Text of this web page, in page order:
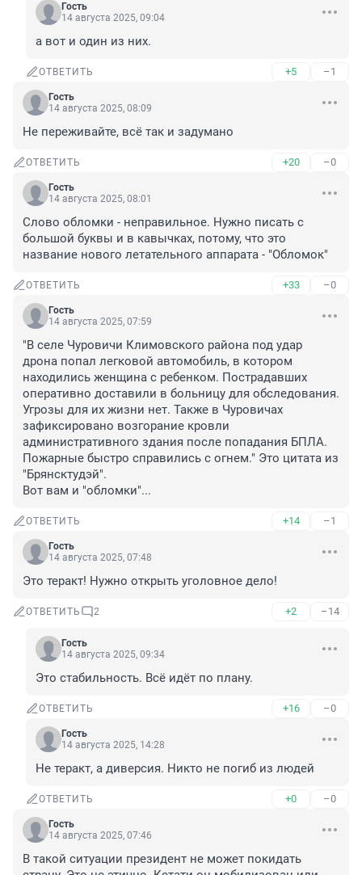
Гость
14 августа 2025, 09:04
а вот и один из них.
ОТВЕТИТЬ +5 –1
Гость
14 августа 2025, 08:09
Не переживайте, всё так и задумано
ОТВЕТИТЬ +20 –0
Гость
14 августа 2025, 08:01
Слово обломки - неправильное. Нужно писать с
большой буквы и в кавычках, потому, что это
название нового летательного аппарата - "Обломок"
ОТВЕТИТЬ +33 –0
Гость
14 августа 2025, 07:59
"В селе Чуровичи Климовского района под удар
дрона попал легковой автомобиль, в котором
находились женщина с ребенком. Пострадавших
оперативно доставили в больницу для обследования.
Угрозы для их жизни нет. Также в Чуровичах
зафиксировано возгорание кровли
административного здания после попадания БПЛА.
Пожарные быстро справились с огнем." Это цитата из
"Брянсктудэй".
Вот вам и "обломки"...
ОТВЕТИТЬ +14 –1
Гость
14 августа 2025, 07:48
Это теракт! Нужно открыть уголовное дело!
ОТВЕТИТЬ 2 +2 –14
Гость
14 августа 2025, 09:34
Это стабильность. Всё идёт по плану.
ОТВЕТИТЬ +16 –0
Гость
14 августа 2025, 14:28
Не теракт, а диверсия. Никто не погиб из людей
ОТВЕТИТЬ +0 –0
Гость
14 августа 2025, 07:46
В такой ситуации президент не может покидать